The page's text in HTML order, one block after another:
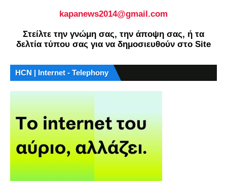
kapanews2014@gmail.com
Στείλτε την γνώμη σας, την άποψη σας, ή τα
δελτία τύπου σας για να δημοσιευθούν στο Site
HCN | Internet - Telephony